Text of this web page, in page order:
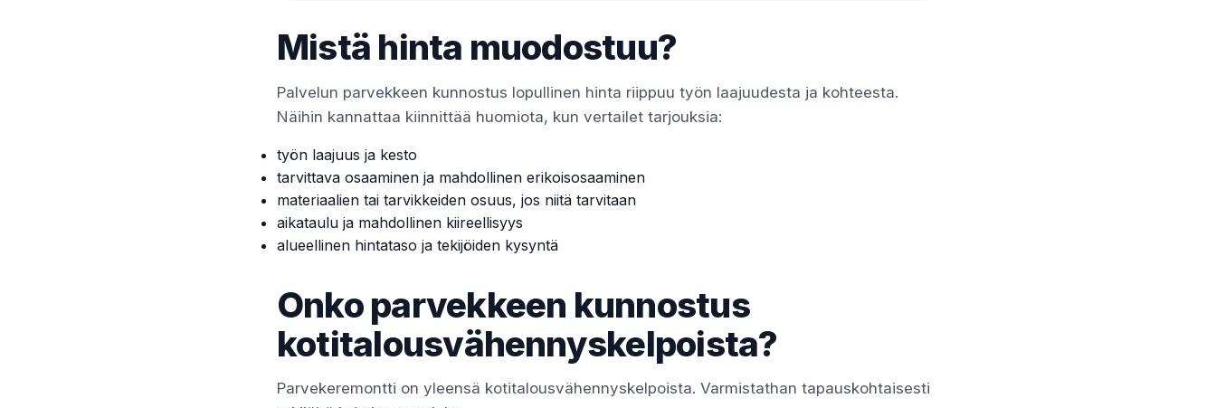
Mistä hinta muodostuu?
Palvelun parvekkeen kunnostus lopullinen hinta riippuu työn laajuudesta ja kohteesta.
Näihin kannattaa kiinnittää huomiota, kun vertailet tarjouksia:
työn laajuus ja kesto
tarvittava osaaminen ja mahdollinen erikoisosaaminen
materiaalien tai tarvikkeiden osuus, jos niitä tarvitaan
aikataulu ja mahdollinen kiireellisyys
alueellinen hintataso ja tekijöiden kysyntä
Onko parvekkeen kunnostus
kotitalousvähennyskelpoista?
Parvekeremontti on yleensä kotitalousvähennyskelpoista. Varmistathan tapauskohtaisesti